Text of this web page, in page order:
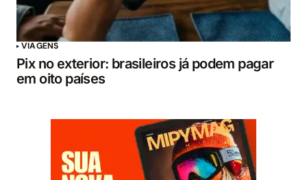
VIAGENS
Pix no exterior: brasileiros já podem pagar
em oito países